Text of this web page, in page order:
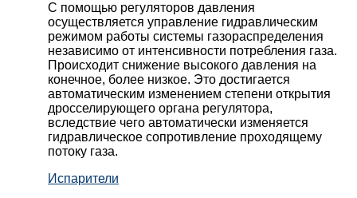
С помощью регуляторов давления
осуществляется управление гидравлическим
режимом работы системы газораспределения
независимо от интенсивности потребления газа.
Происходит снижение высокого давления на
конечное, более низкое. Это достигается
автоматическим изменением степени открытия
дросселирующего органа регулятора,
вследствие чего автоматически изменяется
гидравлическое сопротивление проходящему
потоку газа.
Испарители